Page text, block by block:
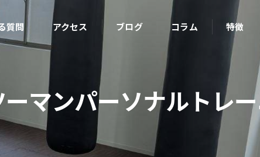
質問 アクセス ブログ コラム 特徴
ボクササ
パーソナ
ボディメ
初心者
マンパーソナルトレ